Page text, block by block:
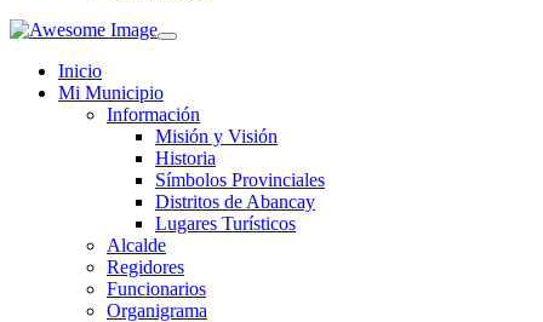
Inicio
Mi Municipio
Información
Misión y Visión
Historia
Símbolos Provinciales
Distritos de Abancay
Lugares Turísticos
Alcalde
Regidores
Funcionarios
Organigrama